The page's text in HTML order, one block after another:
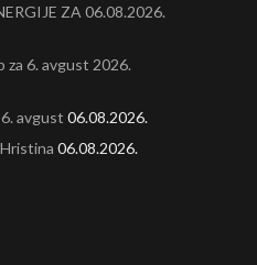
ZA 06.08.2026.
za 6. avgust 2026.
avgust 06.08.2026.
06.08.2026.